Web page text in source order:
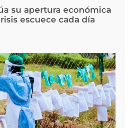
su apertura económica
escuece cada día